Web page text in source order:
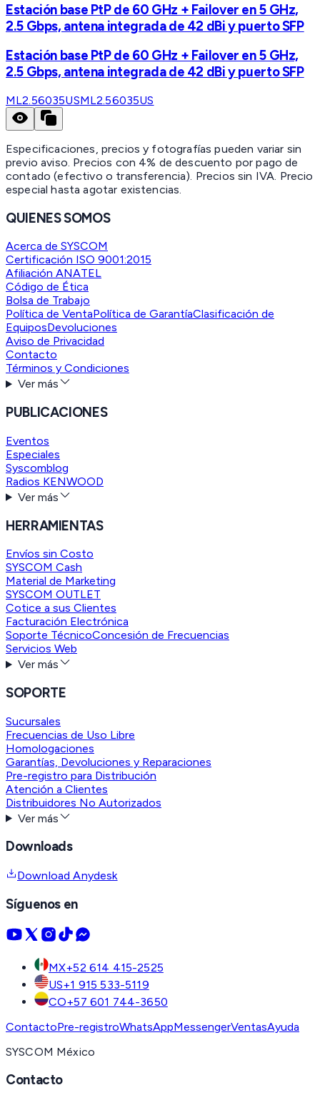
Estación base PtP de 60 GHz + Failover en 5 GHz,
2.5 Gbps, antena integrada de 42 dBi y puerto SFP
Estación base PtP de 60 GHz + Failover en 5 GHz,
2.5 Gbps, antena integrada de 42 dBi y puerto SFP
ML2.56035USML2.56035US
Especificaciones, precios y fotografías pueden variar sin
previo aviso. Precios con 4% de descuento por pago de
contado (efectivo o transferencia). Precios sin IVA. Precio
especial hasta agotar existencias.
QUIENES SOMOS
Acerca de SYSCOM
Certificación ISO 9001:2015
Afiliación ANATEL
Código de Ética
Bolsa de Trabajo
Política de VentaPolítica de GarantíaClasificación de
EquiposDevoluciones
Aviso de Privacidad
Contacto
Términos y Condiciones
Ver más
PUBLICACIONES
Eventos
Especiales
Syscomblog
Radios KENWOOD
Ver más
HERRAMIENTAS
Envíos sin Costo
SYSCOM Cash
Material de Marketing
SYSCOM OUTLET
Cotice a sus Clientes
Facturación Electrónica
Soporte TécnicoConcesión de Frecuencias
Servicios Web
Ver más
SOPORTE
Sucursales
Frecuencias de Uso Libre
Homologaciones
Garantías, Devoluciones y Reparaciones
Pre-registro para Distribución
Atención a Clientes
Distribuidores No Autorizados
Ver más
Downloads
Download Anydesk
Síguenos en
MX+52 614 415-2525
US+1 915 533-5119
CO+57 601 744-3650
ContactoPre-registroWhatsAppMessengerVentasAyuda
SYSCOM México
Contacto